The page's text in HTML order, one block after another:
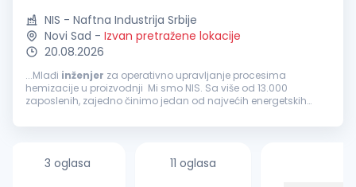
NIS - Naftna Industrija Srbije
Novi Sad - Izvan pretražene lokacije
20.08.2026
...Mlađi inženjer za operativno upravljanje procesima
hemizacije u proizvodnji Mi smo NIS. Sa više od 13.000
zaposlenih, zajedno činimo jedan od najvećih energetskih
ponekad...
3 oglasa 11 oglasa